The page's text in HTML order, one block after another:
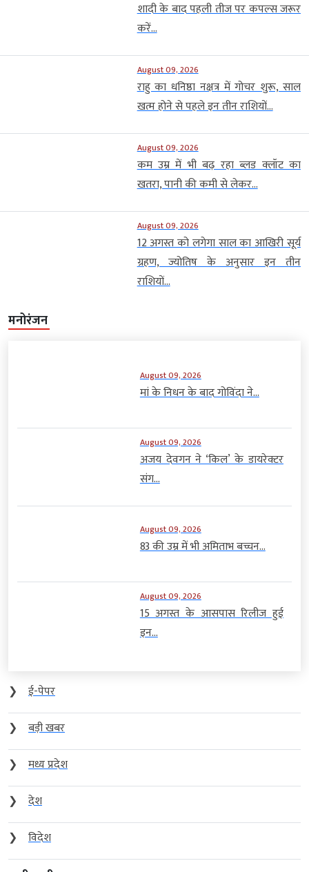
शादी के बाद पहली तीज पर कपल्स जरूर
करें...
August 09, 2026
राहु का धनिष्ठा नक्षत्र में गोचर शुरू, साल
खत्म होने से पहले इन तीन राशियों...
August 09, 2026
कम उम्र में भी बढ़ रहा ब्लड क्लॉट का
खतरा, पानी की कमी से लेकर...
August 09, 2026
12 अगस्त को लगेगा साल का आखिरी सूर्य
ग्रहण, ज्योतिष के अनुसार इन तीन
राशियों...
मनोरंजन
August 09, 2026
मां के निधन के बाद गोविंदा ने...
August 09, 2026
अजय देवगन ने ‘किल’ के डायरेक्टर
संग...
August 09, 2026
83 की उम्र में भी अमिताभ बच्चन...
August 09, 2026
15 अगस्त के आसपास रिलीज हुई
इन...
❯
ई-पेपर
❯
बड़ी खबर
❯
मध्य प्रदेश
❯
देश
❯
विदेश